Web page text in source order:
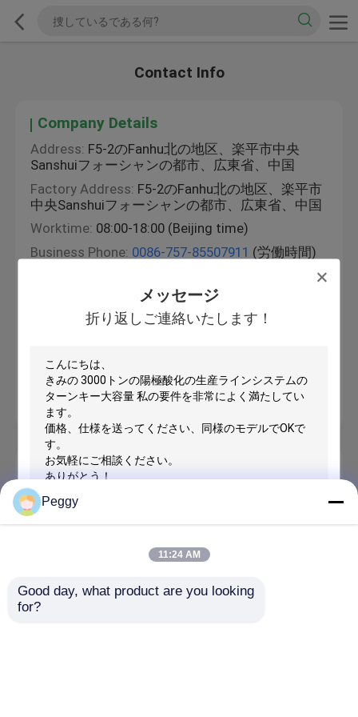
メッセージ
折り返しご連絡いたします！
Contact Info
Company Details
Address: F5-2のFanhu北の地区、楽平市中央
Sanshuiフォーシャンの都市、広東省、中国
Factory Address: F5-2のFanhu北の地区、楽平市
中央Sanshuiフォーシャンの都市、広東省、中国
Worktime: 08:00-18:00 (Beijing time)
Business Phone: 0086-757-85507911 (労働時間)
Business Phone: 008613392795330
WeChat:008613392795330
メール: abd_echohuang@126.com
メッセージ
Peggy
11:24 AM
Good day, what product are you looking
for?